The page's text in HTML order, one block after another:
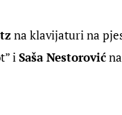
na klavijaturi na
i Saša Nestorović